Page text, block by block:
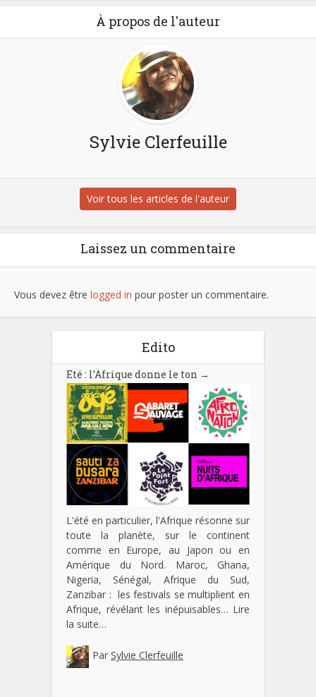
À propos de l'auteur
Sylvie Clerfeuille
Voir tous les articles de l'auteur
Laissez un commentaire
Vous devez être logged in pour poster un commentaire.
Edito
Eté : l’Afrique donne le ton →
L'été en particulier, l'Afrique résonne sur
toute la planète, sur le continent
comme en Europe, au Japon ou en
Amérique du Nord. Maroc, Ghana,
Nigeria, Sénégal, Afrique du Sud,
Zanzibar : les festivals se multiplient en
Afrique, révélant les inépuisables… Lire
la suite…
Par Sylvie Clerfeuille